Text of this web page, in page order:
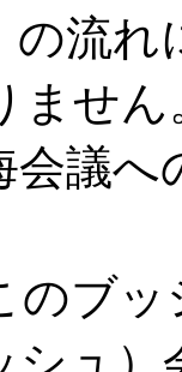
の流
ませ
会議
ブッ
シュ